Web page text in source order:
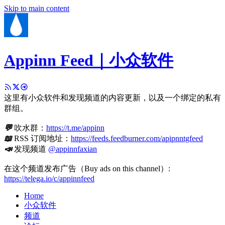
Skip to main content
Appinn Feed｜小众软件
这里有小众软件和发现频道的内容更新，以及一个绑定的私有
群组。
💬吹水群： https://t.me/appinn
📖RSS 订阅地址： https://feeds.feedburner.com/apipnntgfeed
📣发现频道 @appinnfaxian
在这个频道发布广告（Buy ads on this channel）:
https://telega.io/c/appinnfeed
Home
小众软件
频道